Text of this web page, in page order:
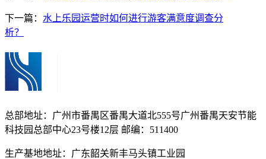
下一篇： 水上乐园运营时如何进行游客满意度调查分
析？
总部地址：广州市番禺区番禺大道北555号广州番禺天安节能
科技园总部中心23号楼12层 邮编：511400
生产基地地址：广东韶关新丰马头镇工业园